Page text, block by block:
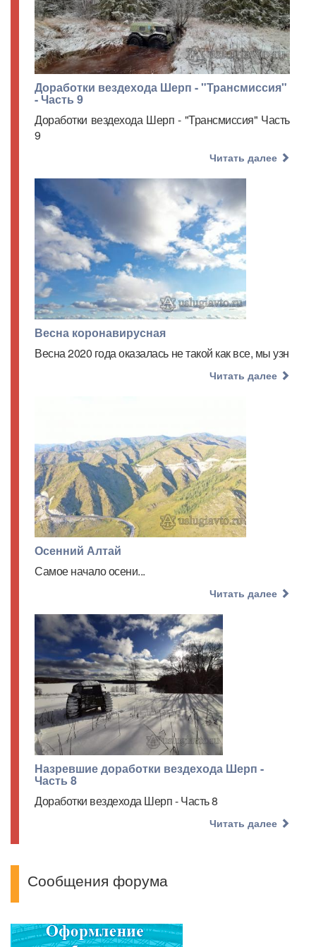
Доработки вездехода Шерп - "Трансмиссия"
- Часть 9
Доработки вездехода Шерп - "Трансмиссия" Часть
9
Читать далее
Весна коронавирусная
Весна 2020 года оказалась не такой как все, мы узн
Читать далее
Осенний Алтай
Самое начало осени...
Читать далее
Назревшие доработки вездехода Шерп -
Часть 8
Доработки вездехода Шерп - Часть 8
Читать далее
Сообщения форума